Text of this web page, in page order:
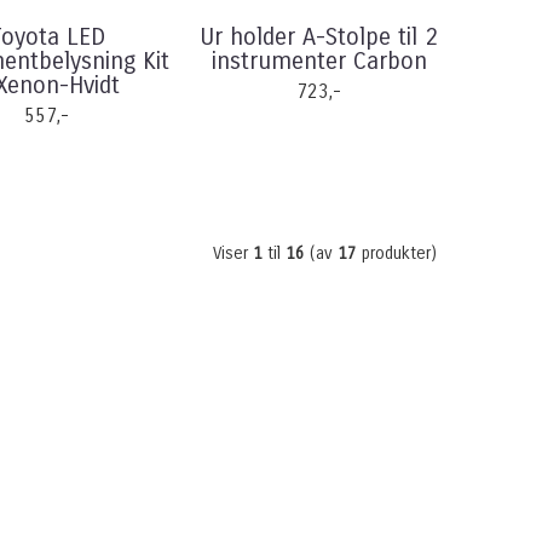
LED
Kit
Hvidt
557,-
Ur holder A-Stolpe til 2
instrumenter Carbon
723,-
Viser 1 til 16 (av 17 produkter)